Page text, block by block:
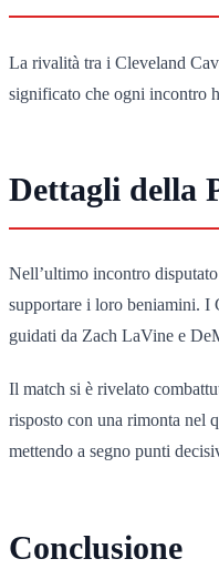
La rivalità tra i Cleveland
significato che ogni incontro
Dettagli della
Nell’ultimo incontro
supportare i loro beniamini. I
guidati da Zach LaVine e
Il match si è rivelato
risposto con una rimonta nel
mettendo a segno punti
Conclusione